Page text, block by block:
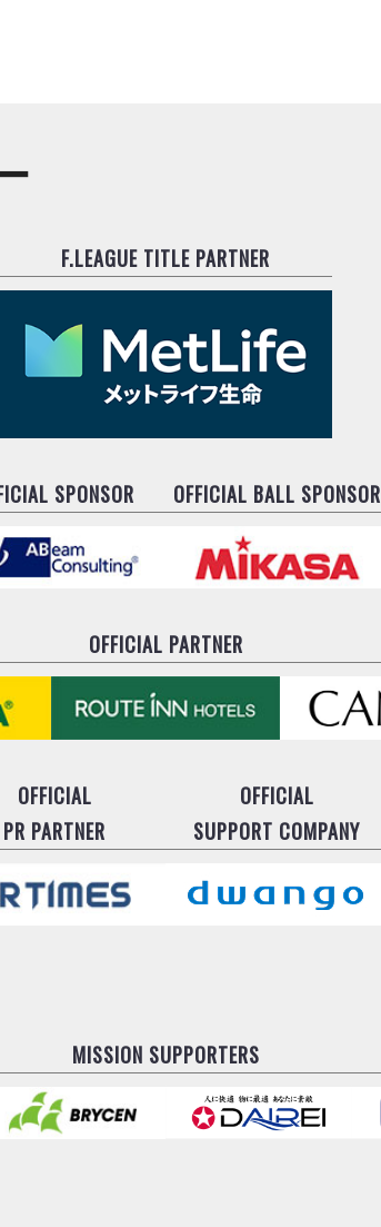
F.LEAGUE TITLE PARTNER
SPONSOR OFFICIAL BALL SPONSOR
OFFICIAL PARTNER
OFFICIAL
PR PARTNER
OFFICIAL
SUPPORT COMPANY
MISSION SUPPORTERS